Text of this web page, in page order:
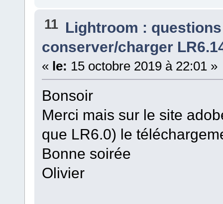
11 Lightroom :
conserver/charger
« le: 15 octobre 2019 à 22:01 »
Bonsoir
Merci mais sur le site
que LR6.0) le
Bonne soirée
Olivier